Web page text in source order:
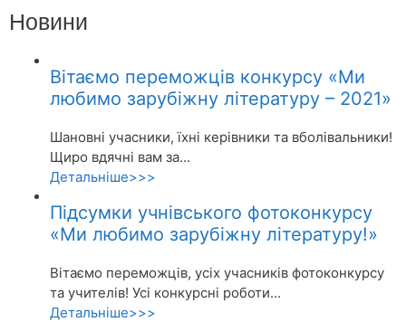
Новини
Вітаємо переможців конкурсу «Ми
любимо зарубіжну літературу – 2021»
Шановні учасники, їхні керівники та вболівальники!
Щиро вдячні вам за...
Детальніше>>>
Підсумки учнівського фотоконкурсу
«Ми любимо зарубіжну літературу!»
Вітаємо переможців, усіх учасників фотоконкурсу
та учителів! Усі конкурсні роботи...
Детальніше>>>